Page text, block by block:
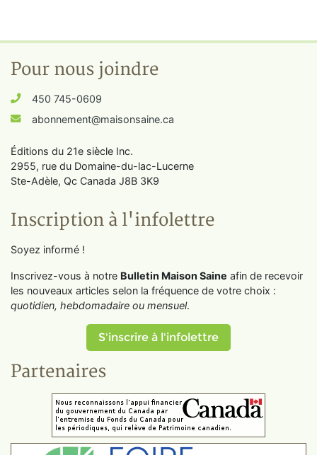
Pour nous joindre
450 745-0609
abonnement@maisonsaine.ca
Éditions du 21e siècle Inc.
2955, rue du Domaine-du-lac-Lucerne
Ste-Adèle, Qc Canada J8B 3K9
Inscription à l'infolettre
Soyez informé !
Inscrivez-vous à notre Bulletin Maison Saine afin de recevoir
les nouveaux articles selon la fréquence de votre choix :
quotidien, hebdomadaire ou mensuel.
S'inscrire à l'infolettre
Partenaires